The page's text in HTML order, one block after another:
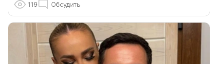
119 Обсудить